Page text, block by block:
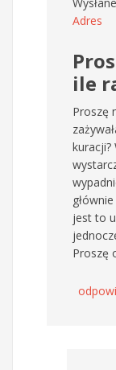
Adres
ile
Proszę
kuracji?
jest to
Proszę